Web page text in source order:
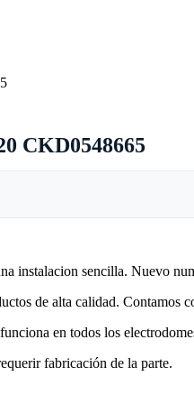
CKD0548665
instalacion sencilla. Nuevo
de alta calidad. Contamos
en todos los
fabricación de la parte.